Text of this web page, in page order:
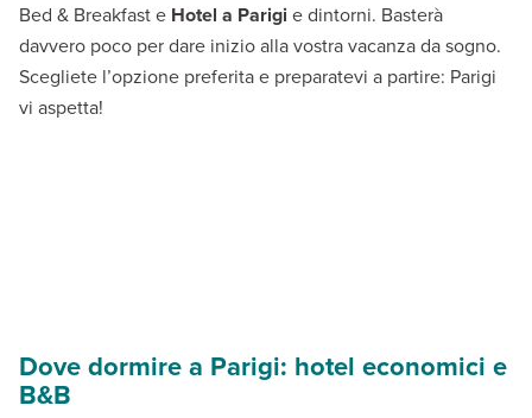
Bed & Breakfast e Hotel a Parigi e dintorni. Basterà
davvero poco per dare inizio alla vostra vacanza da sogno.
Scegliete l’opzione preferita e preparatevi a partire: Parigi
vi aspetta!
Dove dormire a Parigi: hotel economici e
B&B